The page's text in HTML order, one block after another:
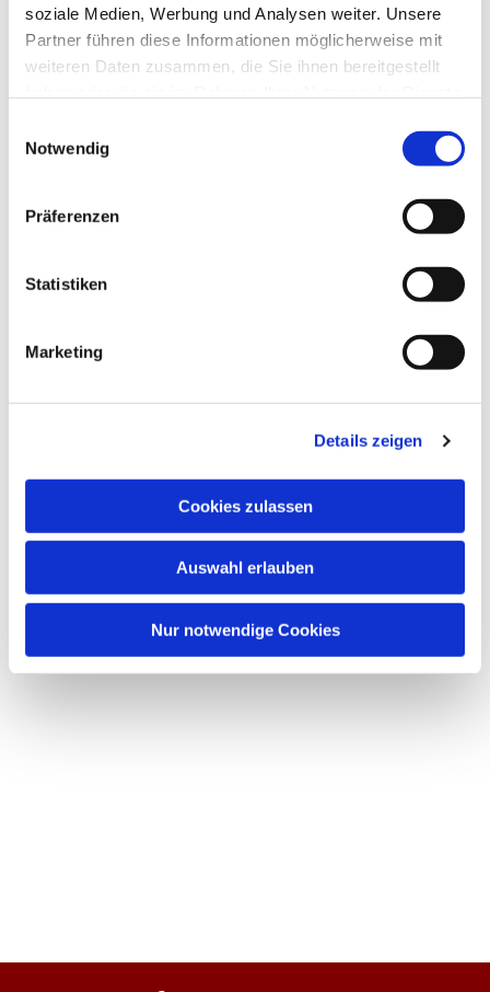
soziale Medien, Werbung und Analysen weiter. Unsere
Partner führen diese Informationen möglicherweise mit
weiteren Daten zusammen, die Sie ihnen bereitgestellt
Notwendig
Präferenzen
Statistiken
Marketing
Details zeigen
Cookies zulassen
Auswahl erlauben
Nur notwendige Cookies